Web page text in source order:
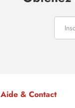
Aide & Contact